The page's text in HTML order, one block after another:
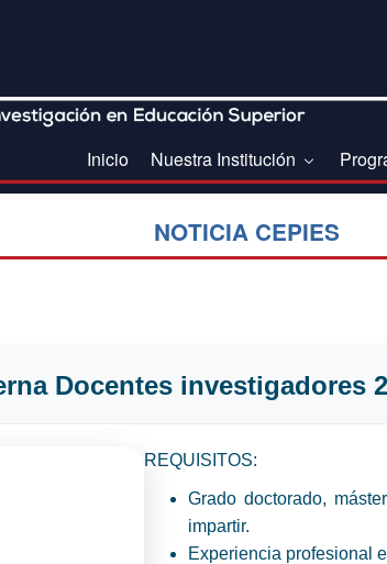
Inicio Nuestra Institución
NOTICIA CEPIES
Docentes investigadores
REQUISITOS:
Grado doctorado,
impartir.
Experiencia profesional